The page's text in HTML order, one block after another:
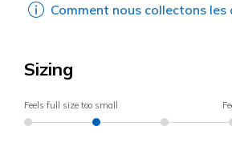
Comment nous collectons
Sizing
Feels full size too small